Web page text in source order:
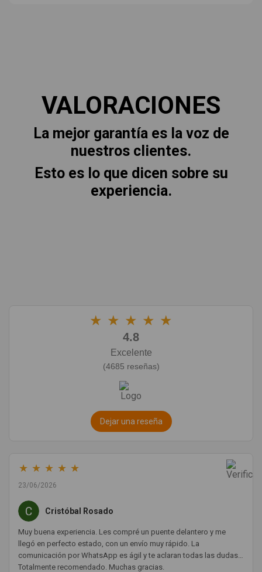
VALORACIONES
La mejor garantía es la voz de
nuestros clientes.
Esto es lo que dicen sobre su
experiencia.
★ ★ ★ ★ ★
4.8
Excelente
(4685 reseñas)
Dejar una reseña
★ ★ ★ ★ ★
23/06/2026
Cristóbal Rosado
Muy buena experiencia. Les compré un puente delantero y me
llegó en perfecto estado, con un envío muy rápido. La
comunicación por WhatsApp es ágil y te aclaran todas las dudas.
Totalmente recomendado. Muchas gracias.